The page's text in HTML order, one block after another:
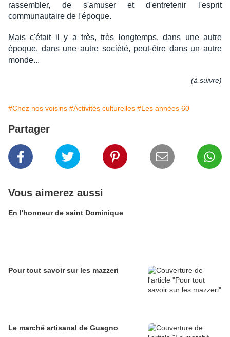
rassembler, de s'amuser et d'entretenir l'esprit
communautaire de l'époque.
Mais c'était il y a très, très longtemps, dans une autre
époque, dans une autre société, peut-être dans un autre
monde...
(à suivre)
#Chez nos voisins #Activités culturelles #Les années 60
Partager
Vous aimerez aussi
En l'honneur de saint Dominique
Pour tout savoir sur les mazzeri
Le marché artisanal de Guagno